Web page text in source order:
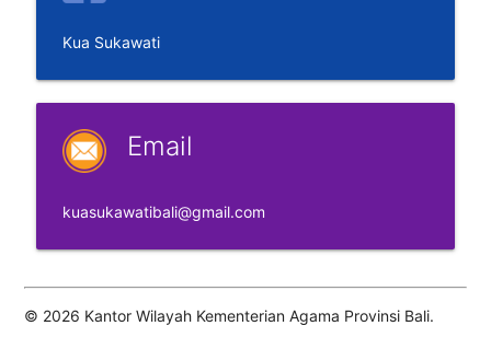
Kua Sukawati
Email
kuasukawatibali@gmail.com
© 2026 Kantor Wilayah Kementerian Agama Provinsi Bali.